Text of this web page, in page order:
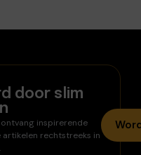
door slim
ontvang inspirerende
artikelen rechtstreeks in